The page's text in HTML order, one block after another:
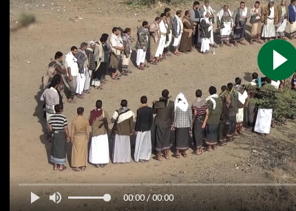
00:00 / 00:00